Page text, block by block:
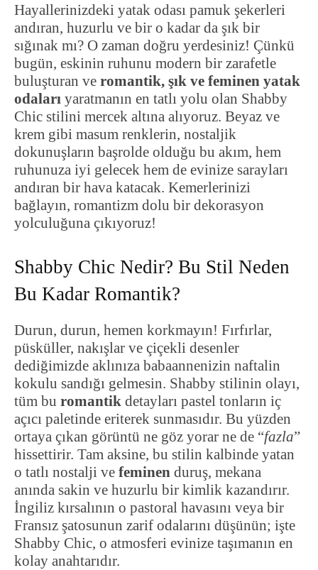
Hayallerinizdeki yatak odası pamuk şekerleri
andıran, huzurlu ve bir o kadar da şık bir
sığınak mı? O zaman doğru yerdesiniz! Çünkü
bugün, eskinin ruhunu modern bir zarafetle
buluşturan ve romantik, şık ve feminen yatak
odaları yaratmanın en tatlı yolu olan Shabby
Chic stilini mercek altına alıyoruz. Beyaz ve
krem gibi masum renklerin, nostaljik
dokunuşların başrolde olduğu bu akım, hem
ruhunuza iyi gelecek hem de evinize sarayları
andıran bir hava katacak. Kemerlerinizi
bağlayın, romantizm dolu bir dekorasyon
yolculuğuna çıkıyoruz!
Shabby Chic Nedir? Bu Stil Neden
Bu Kadar Romantik?
Durun, durun, hemen korkmayın! Fırfırlar,
püsküller, nakışlar ve çiçekli desenler
dediğimizde aklınıza babaannenizin naftalin
kokulu sandığı gelmesin. Shabby stilinin olayı,
tüm bu romantik detayları pastel tonların iç
açıcı paletinde eriterek sunmasıdır. Bu yüzden
ortaya çıkan görüntü ne göz yorar ne de “fazla”
hissettirir. Tam aksine, bu stilin kalbinde yatan
o tatlı nostalji ve feminen duruş, mekana
anında sakin ve huzurlu bir kimlik kazandırır.
İngiliz kırsalının o pastoral havasını veya bir
Fransız şatosunun zarif odalarını düşünün; işte
Shabby Chic, o atmosferi evinize taşımanın en
kolay anahtarıdır.